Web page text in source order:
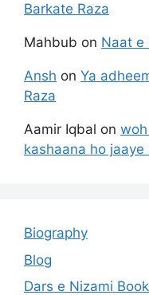
Barkate Raza
Mahbub on Naat e
Ansh on Ya
Raza
Aamir Iqbal on
kashaana ho jaaye
Biography
Blog
Dars e Nizami